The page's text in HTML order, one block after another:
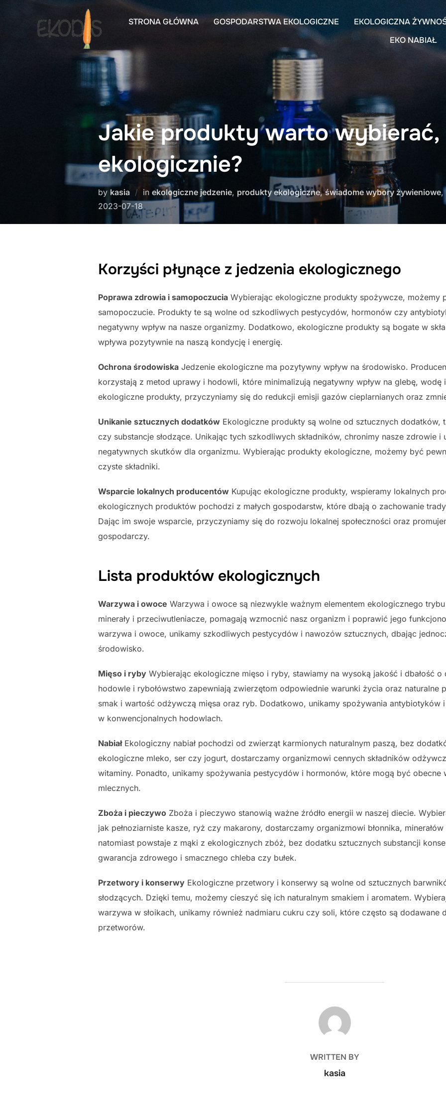
STRONA GŁÓWNA GOSPODARSTWA EKOLOGICZNE
EKOLOGICZNA
EKO NABIAŁ
Jakie produkty warto wybierać,
ekologicznie?
by kasia in ekologiczne jedzenie, produkty ekologiczne,świadome wybory żywieniowe,
2023-07-18
Korzyści płynące z jedzenia ekologicznego
Poprawa zdrowia i samopoczucia Wybierając ekologiczne produkty spożywcze, możemy
samopoczucie. Produkty te są wolne od szkodliwych pestycydów, hormonów czy
negatywny wpływ na nasze organizmy. Dodatkowo, ekologiczne produkty są bogate w
wpływa pozytywnie na naszą kondycję i energię.
Ochrona środowiska Jedzenie ekologiczne ma pozytywny wpływ na środowisko.
korzystają z metod uprawy i hodowli, które minimalizują negatywny wpływ na glebę,
ekologiczne produkty, przyczyniamy się do redukcji emisji gazów cieplarnianych oraz
Unikanie sztucznych dodatków Ekologiczne produkty są wolne od sztucznych dodatków,
czy substancje słodzące. Unikając tych szkodliwych składników, chronimy nasze zdrowie i
negatywnych skutków dla organizmu. Wybierając produkty ekologiczne, możemy być
czyste składniki.
Wsparcie lokalnych producentów Kupując ekologiczne produkty, wspieramy lokalnych
ekologicznych produktów pochodzi z małych gospodarstw, które dbają o zachowanie
Dając im swoje wsparcie, przyczyniamy się do rozwoju lokalnej społeczności oraz
gospodarczy.
Lista produktów ekologicznych
Warzywa i owoce Warzywa i owoce są niezwykle ważnym elementem ekologicznego
minerały i przeciwutleniacze, pomagają wzmocnić nasz organizm i poprawić jego
warzywa i owoce, unikamy szkodliwych pestycydów i nawozów sztucznych, dbając
środowisko.
Mięso i ryby Wybierając ekologiczne mięso i ryby, stawiamy na wysoką jakość i dbałość
hodowle i rybołówstwo zapewniają zwierzętom odpowiednie warunki życia oraz naturalne
smak i wartość odżywczą mięsa oraz ryb. Dodatkowo, unikamy spożywania antybiotyków
w konwencjonalnych hodowlach.
NabiałEkologiczny nabiał pochodzi od zwierząt karmionych naturalnym paszą, bez
ekologiczne mleko, ser czy jogurt, dostarczamy organizmowi cennych składników
witaminy. Ponadto, unikamy spożywania pestycydów i hormonów, które mogą być obecne
mlecznych.
Zboża i pieczywo Zboża i pieczywo stanowią ważne źródło energii w naszej diecie.
jak pełnoziarniste kasze, ryż czy makarony, dostarczamy organizmowi błonnika,
natomiast powstaje z mąki z ekologicznych zbóż, bez dodatku sztucznych substancji
gwarancja zdrowego i smacznego chleba czy bułek.
Przetwory i konserwy Ekologiczne przetwory i konserwy są wolne od sztucznych
słodzących. Dzięki temu, możemy cieszyć się ich naturalnym smakiem i aromatem.
warzywa w słoikach, unikamy również nadmiaru cukru czy soli, które często są dodawane
przetworów.
POST AUTHOR
WRITTEN BY
kasia